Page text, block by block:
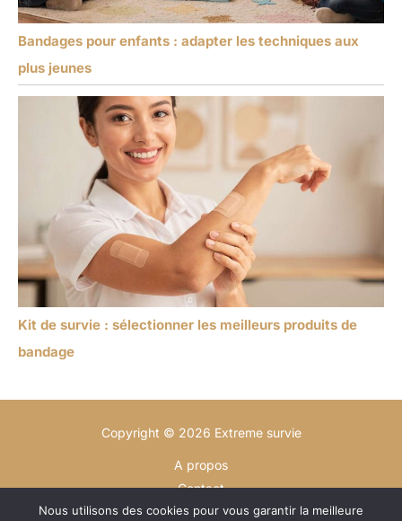
Bandages pour enfants : adapter les techniques aux
plus jeunes
Kit de survie : sélectionner les meilleurs produits de
bandage
Copyright © 2026 Extreme survie
A propos
Contact
Plan du site
Nous utilisons des cookies pour vous garantir la meilleure